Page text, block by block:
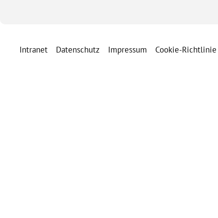
Intranet Datenschutz Impressum Cookie-Richtlinie